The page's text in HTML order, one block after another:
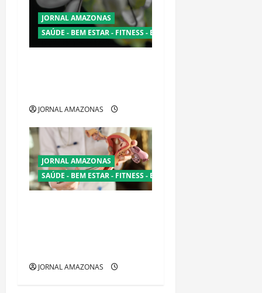
JORNAL AMAZONAS
SAÚDE - BEM ESTAR - FITNESS - ESPORTE
JORNAL AMAZONAS
JORNAL AMAZONAS
SAÚDE - BEM ESTAR - FITNESS - ESPORTE
JORNAL AMAZONAS